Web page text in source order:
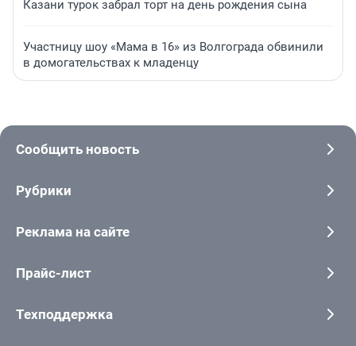
Казани турок забрал торт на день рождения сына
Участницу шоу «Мама в 16» из Волгограда обвинили
в домогательствах к младенцу
Сообщить новость
Рубрики
Реклама на сайте
Прайс-лист
Техподдержка